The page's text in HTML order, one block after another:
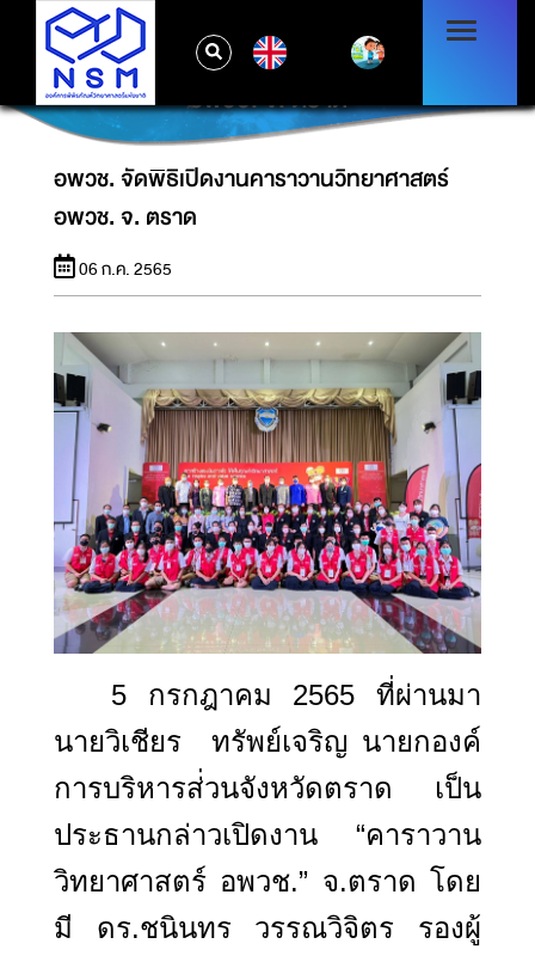
อพวช. จัดพิธิเปิดงานคาราวานวิทยาศาสตร์
อพวช. จ. ตราด
อพวช. จัดพิธิเปิดงานคาราวานวิทยาศาสตร์
อพวช. จ. ตราด
06 ก.ค. 2565
5 กรกฎาคม 2565ที่ผ่านมา
นายวิเชียร
ทรัพย์เจริญ นายกองค์
การบริหารส่่วนจังหวัดตราด เป็น
ประธานกล่าวเปิดงาน “คาราวาน
วิทยาศาสตร์ อพวช.” จ.ตราด โดย
มี ดร.ชนินทร วรรณวิจิตร รองผู้